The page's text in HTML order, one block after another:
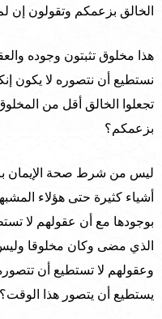
الخالق بزعمكم وتقولون
هذا مخلوق تثبتون وجوده
نستطيع أن نتصوره لا يكون
تجعلوا الخالق أقل من
بزعمكم؟
ليس من شرط صحة الإيمان
أشياء كثيرة حتى هؤلاء
بوجودها مع أن عقولهم لا
الذي مضى وكان مخلوقا وليس
وعقولهم لا تستطيع أن
يستطيع أن يتصور هذا الوقت؟